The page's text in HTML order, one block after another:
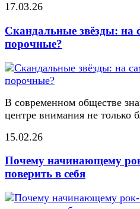
17.03.26
Скандальные звёзды: на
порочные?
В современном обществе
центре внимания не только
15.02.26
Почему начинающему
поверить в себя